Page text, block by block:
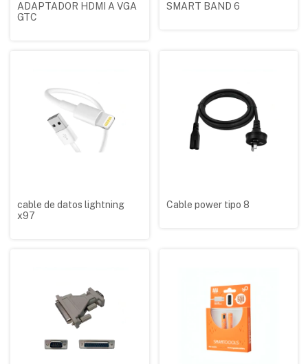
ADAPTADOR HDMI A VGA
GTC
SMART BAND 6
cable de datos lightning
x97
Cable power tipo 8